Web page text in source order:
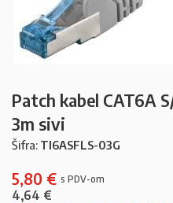
Patch kabel CAT6A
3m sivi
Šifra: TI6ASFLS-03G
5,80 €
4,64 €